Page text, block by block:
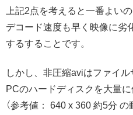
上記2点を考えると一番よい
デコード速度も早く映像に劣
するすることです。
しかし、非圧縮aviはファイ
PCのハードディスクを大量に
（参考値： 640 x 360 約5分 の